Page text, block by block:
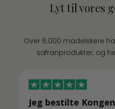
Lyt til vores
Over 6.000 madelskere
safranprodukter, og
Jeg bestilte